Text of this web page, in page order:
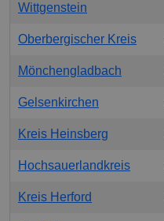
Wittgenstein
Oberbergischer Kreis
Mönchengladbach
Gelsenkirchen
Kreis Heinsberg
Hochsauerlandkreis
Kreis Herford